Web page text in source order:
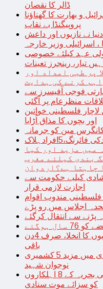
ڈالر کا نقصان
و بھارت کا گھناؤنا
پروپیگنڈا بے نقاب
نے نازیوں اور داعش
، اسرائیلی وزیر خارجہ
ولی عہد کیلئے خصوصی
تیار، رینجرز تعینات
پر طبی امداد اور
کرنے کی ہدایت
فوجی آفیسرز سے
منظرعام پر آگئی
لاچار فلسطینی خواتین
اور بچوں کا مذاق اُڑایا
کانگرس مین کو جرمانہ
میں مزید اور کیا
بندی کیلئے مغرب
چاہتا ہے؟اردوان
کیلیے حکومت سے
اجازت لازمی قرار
فلسطینی مندوب اقوام
اجلاس میں رو پڑے
سے انتقال کرگئے
ہوگئے
غیر قانونی طور پر مقیم غیر ملکیوں کا انخلا، صرف 4دن
باقی
بھارتی فوج کی ریاستی دہشت گردی میں مزید 5 کشمیری
نوجوان شہید
جاسوسی کا الزام ثابت، قطر نے بھارتی بحریہ کے 8 اہلکاروں
کو سزائے موت سنادی